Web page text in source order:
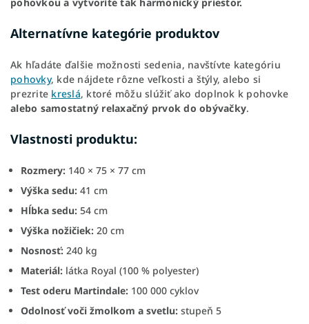
Alternatívne kategórie produktov
Ak hľadáte ďalšie možnosti sedenia, navštívte kategóriu
pohovky, kde nájdete rôzne veľkosti a štýly, alebo si
prezrite kreslá, ktoré môžu slúžiť ako doplnok k pohovke
alebo samostatný relaxačný prvok do obývačky.
Vlastnosti produktu:
Rozmery: 140 × 75 × 77 cm
Výška sedu: 41 cm
Hĺbka sedu: 54 cm
Výška nožičiek: 20 cm
Nosnosť: 240 kg
Materiál: látka Royal (100 % polyester)
Test oderu Martindale: 100 000 cyklov
Odolnosť voči žmolkom a svetlu: stupeň 5